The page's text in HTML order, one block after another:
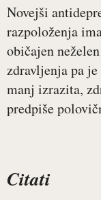
Novejši
razpoloženja
običajen
zdravljenja pa
manj izrazita,
predpiše
Citati